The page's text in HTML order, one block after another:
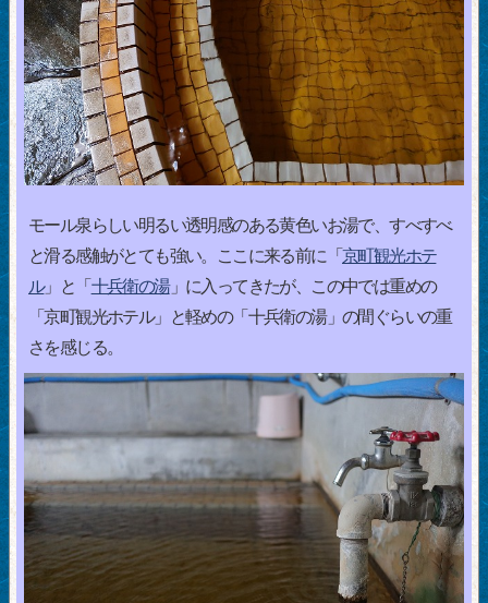
モール泉らしい明るい透明感のある黄色いお湯で、すべすべ
と滑る感触がとても強い。ここに来る前に「 京町観光ホテ
ル」と「 十兵衛の湯」に入ってきたが、この中では重めの
「京町観光ホテル」と軽めの「十兵衛の湯」の間ぐらいの重
さを感じる。